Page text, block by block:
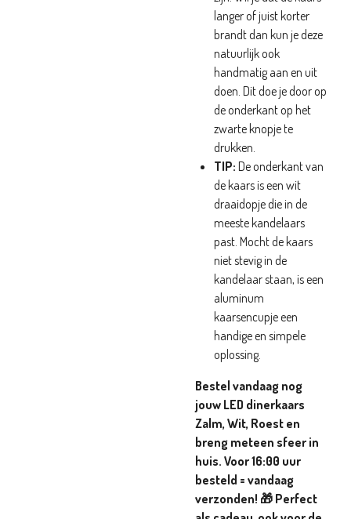
langer of juist korter
brandt dan kun je deze
natuurlijk ook
handmatig aan en uit
doen. Dit doe je door op
de onderkant op het
zwarte knopje te
drukken.
TIP: De onderkant van
de kaars is een wit
draaidopje die in de
meeste kandelaars
past. Mocht de kaars
niet stevig in de
kandelaar staan, is een
aluminum
kaarsencupje een
handige en simpele
oplossing.
Bestel vandaag nog
jouw LED dinerkaars
Zalm, Wit, Roest en
breng meteen sfeer in
huis. Voor 16:00 uur
besteld = vandaag
verzonden! 🎁 Perfect